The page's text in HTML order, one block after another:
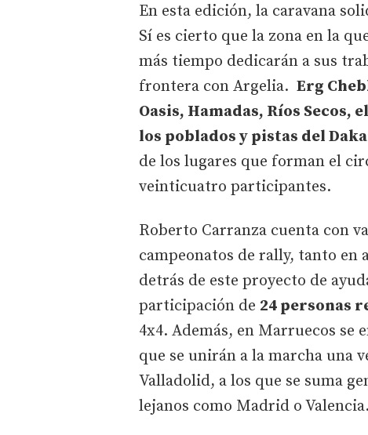
En esta edición, la caravana
Sí es cierto que la zona en la
más tiempo dedicarán a sus
frontera con Argelia. Erg
Oasis, Hamadas, Ríos
los poblados y pistas del
de los lugares que forman el
veinticuatro participantes.
Roberto Carranza cuenta con
campeonatos de rally, tanto en
detrás de este proyecto de
participación de 24 personas
4x4. Además, en Marruecos se
que se unirán a la marcha una
Valladolid, a los que se suma
lejanos como Madrid o Valencia.